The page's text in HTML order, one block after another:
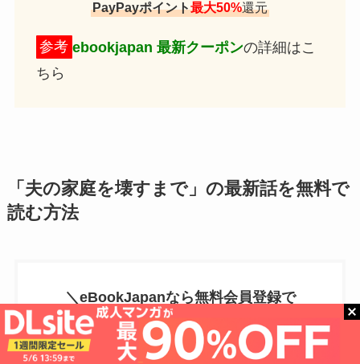
PayPayポイント最大50%還元
参考 ebookjapan 最新クーポンの詳細はこ
ちら
「夫の家庭を壊すまで」の最新話を無料で
読む方法
＼eBookJapanなら無料会員登録で
70％OFF